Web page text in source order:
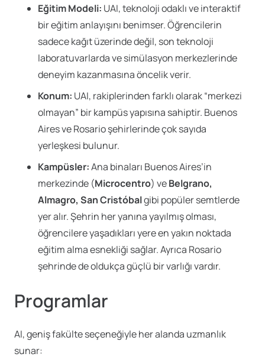
Eğitim Modeli: UAI, teknoloji odaklı ve interaktif
bir eğitim anlayışını benimser. Öğrencilerin
sadece kağıt üzerinde değil, son teknoloji
laboratuvarlarda ve simülasyon merkezlerinde
deneyim kazanmasına öncelik verir.
Konum: UAI, rakiplerinden farklı olarak “merkezi
olmayan” bir kampüs yapısına sahiptir. Buenos
Aires ve Rosario şehirlerinde çok sayıda
yerleşkesi bulunur.
Kampüsler:Ana binaları Buenos Aires’in
merkezinde (Microcentro) veBelgrano,
Almagro, San Cristóbalgibi popüler semtlerde
yer alır. Şehrin her yanına yayılmış olması,
öğrencilere yaşadıkları yere en yakın noktada
eğitim alma esnekliği sağlar. Ayrıca Rosario
şehrinde de oldukça güçlü bir varlığı vardır.
Programlar
AI, geniş fakülte seçeneğiyle her alanda uzmanlık
sunar: